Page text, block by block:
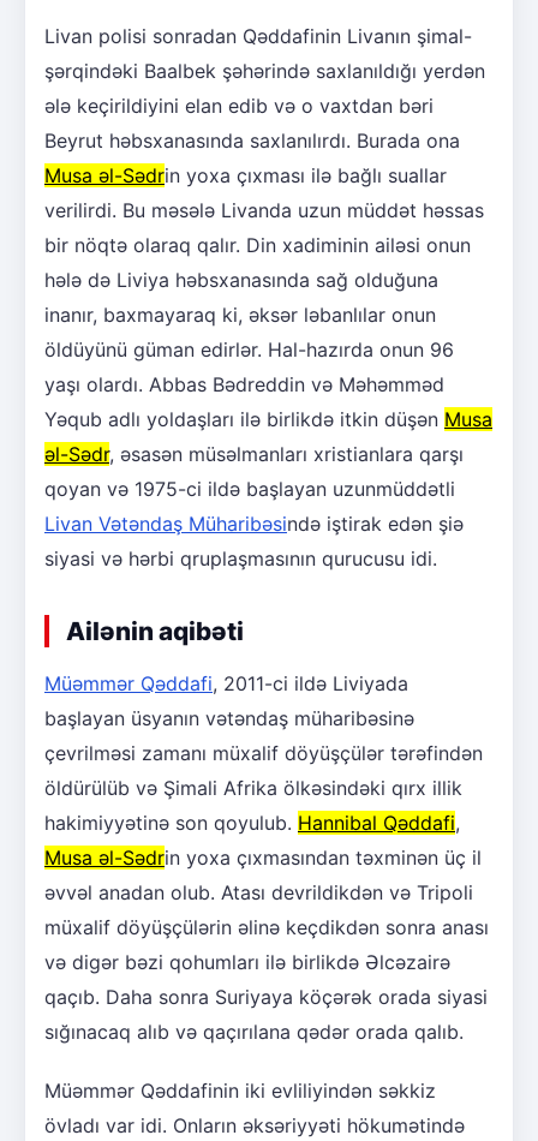
Livan polisi sonradan Qəddafinin Livanın şimal-
şərqindəki Baalbek şəhərində saxlanıldığı yerdən
ələ keçirildiyini elan edib və o vaxtdan bəri
Beyrut həbsxanasında saxlanılırdı. Burada ona
Musa əl-Sədrin yoxa çıxması ilə bağlı suallar
verilirdi. Bu məsələ Livanda uzun müddət həssas
bir nöqtə olaraq qalır. Din xadiminin ailəsi onun
hələ də Liviya həbsxanasında sağ olduğuna
inanır, baxmayaraq ki, əksər ləbanlılar onun
öldüyünü güman edirlər. Hal-hazırda onun 96
yaşı olardı. Abbas Bədreddin və Məhəmməd
Yəqub adlı yoldaşları ilə birlikdə itkin düşən Musa
əl-Sədr, əsasən müsəlmanları xristianlara qarşı
qoyan və 1975-ci ildə başlayan uzunmüddətli
Livan Vətəndaş Müharibəsində iştirak edən şiə
siyasi və hərbi qruplaşmasının qurucusu idi.
Ailənin aqibəti
Müəmmər Qəddafi, 2011-ci ildə Liviyada
başlayan üsyanın vətəndaş müharibəsinə
çevrilməsi zamanı müxalif döyüşçülər tərəfindən
öldürülüb və Şimali Afrika ölkəsindəki qırx illik
hakimiyyətinə son qoyulub. Hannibal Qəddafi,
Musa əl-Sədrin yoxa çıxmasından təxminən üç il
əvvəl anadan olub. Atası devrildikdən və Tripoli
müxalif döyüşçülərin əlinə keçdikdən sonra anası
və digər bəzi qohumları ilə birlikdə Əlcəzairə
qaçıb. Daha sonra Suriyaya köçərək orada siyasi
sığınacaq alıb və qaçırılana qədər orada qalıb.
Müəmmər Qəddafinin iki evliliyindən səkkiz
övladı var idi. Onların əksəriyyəti hökumətində